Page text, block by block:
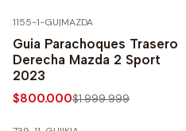
1155-1-GU|MAZDA
Guia Parachoques Trasero
Derecha Mazda 2 Sport
2023
$800.000$1.999.999